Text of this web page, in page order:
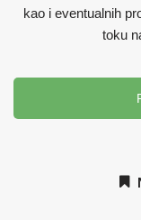
kao i eventualnih
toku